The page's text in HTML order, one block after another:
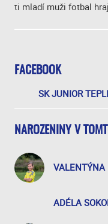
FACEBOOK
SK JUNIOR
NAROZENINY V
VALENTÝNA
ADÉLA
ti mladí muži fotbal